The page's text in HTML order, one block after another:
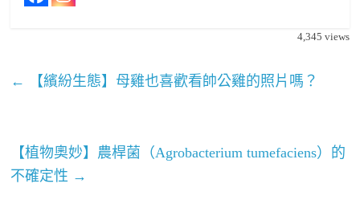
4,345 views
← 【繽紛生態】母雞也喜歡看帥公雞的照片嗎？
【植物奧妙】農桿菌（Agrobacterium tumefaciens）的
不確定性 →